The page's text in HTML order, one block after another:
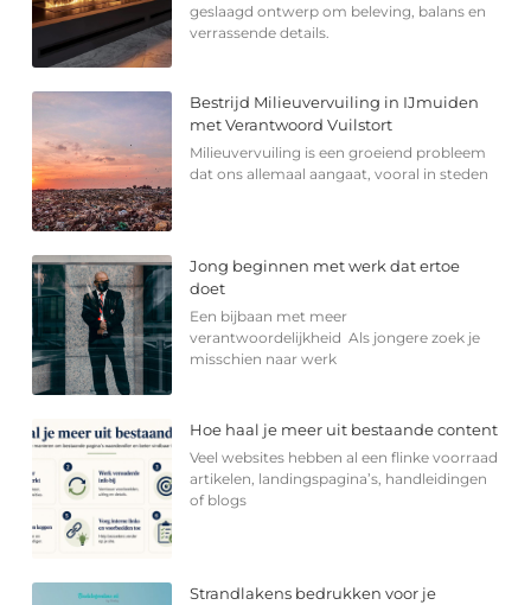
geslaagd ontwerp om beleving, balans en
verrassende details.
Bestrijd Milieuvervuiling in IJmuiden
met Verantwoord Vuilstort
Milieuvervuiling is een groeiend probleem
dat ons allemaal aangaat, vooral in steden
Jong beginnen met werk dat ertoe
doet
Een bijbaan met meer
verantwoordelijkheid Als jongere zoek je
misschien naar werk
Hoe haal je meer uit bestaande content
Veel websites hebben al een flinke voorraad
artikelen, landingspagina’s, handleidingen
of blogs
Strandlakens bedrukken voor je